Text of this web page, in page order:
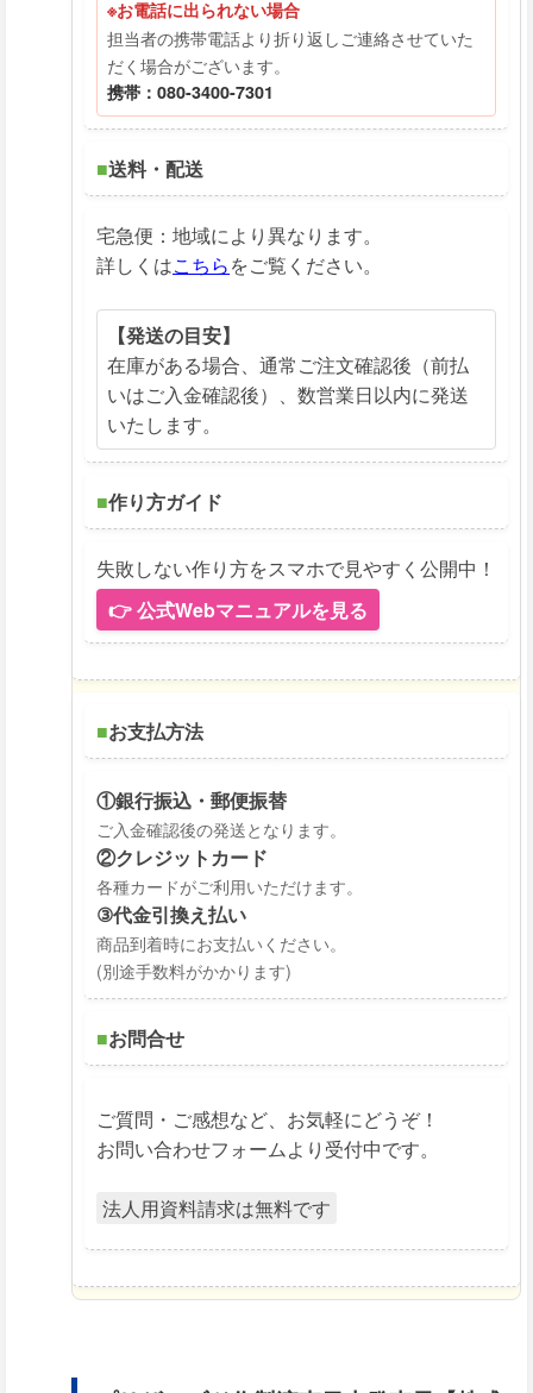
※お電話に出られない場合
担当者の携帯電話より折り返しご連絡させていた
だく場合がございます。
携帯：080-3400-7301
■送料・配送
宅急便：地域により異なります。
詳しくはこちらをご覧ください。
【発送の目安】
在庫がある場合、通常ご注文確認後（前払
いはご入金確認後）、数営業日以内に発送
いたします。
■作り方ガイド
失敗しない作り方をスマホで見やすく公開中！
👉 公式Webマニュアルを見る
■お支払方法
①銀行振込・郵便振替
ご入金確認後の発送となります。
②クレジットカード
各種カードがご利用いただけます。
③代金引換え払い
商品到着時にお支払いください。
(別途手数料がかかります)
■お問合せ
ご質問・ご感想など、お気軽にどうぞ！
お問い合わせフォームより受付中です。
法人用資料請求は無料です